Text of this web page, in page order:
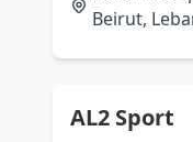
Beirut,
AL2 Sport